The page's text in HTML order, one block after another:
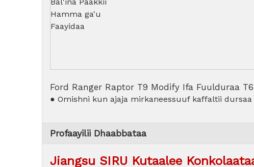
Hamma ga'u
Faayidaa
Ford Ranger Raptor T9 Modify Ifa Fuulduraa
● Omishni kun ajaja mirkaneessuuf kaffaltii dursaa
Profaayilii Dhaabbataa
Jiangsu SIRU Kutaalee